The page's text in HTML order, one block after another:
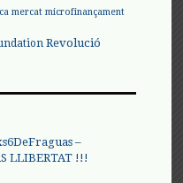
mercat microfinançament
Revolució
–
LLIBERTAT !!!